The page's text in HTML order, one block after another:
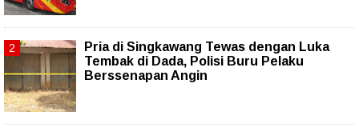
Pria di Singkawang Tewas dengan Luka
Tembak di Dada, Polisi Buru Pelaku
Berssenapan Angin